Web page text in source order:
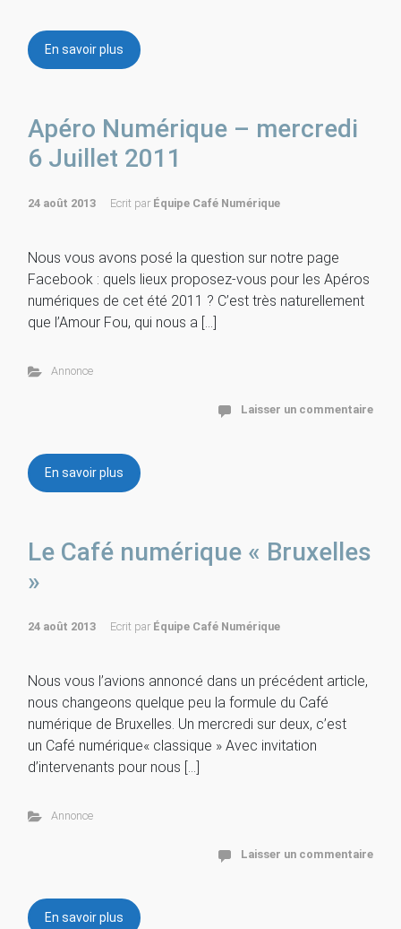
En savoir plus
Apéro Numérique – mercredi
6 Juillet 2011
24 août 2013 Ecrit par Équipe Café Numérique
Nous vous avons posé la question sur notre page
Facebook : quels lieux proposez-vous pour les Apéros
numériques de cet été 2011 ? C’est très naturellement
que l’Amour Fou, qui nous a […]
Annonce
Laisser un commentaire
En savoir plus
Le Café numérique « Bruxelles
»
24 août 2013 Ecrit par Équipe Café Numérique
Nous vous l’avions annoncé dans un précédent article,
nous changeons quelque peu la formule du Café
numérique de Bruxelles. Un mercredi sur deux, c’est
un Café numérique« classique » Avec invitation
d’intervenants pour nous […]
Annonce
Laisser un commentaire
En savoir plus